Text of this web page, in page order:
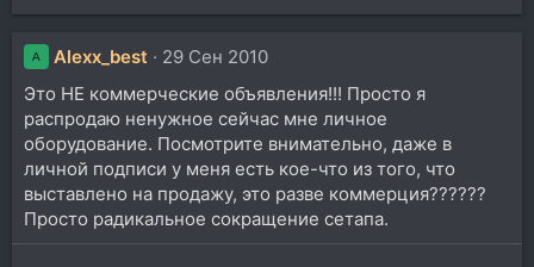
A Alexx_best
29 Сен 2010
Это НЕ коммерческие объявления!!! Просто я
распродаю ненужное сейчас мне личное
оборудование. Посмотрите внимательно, даже в
личной подписи у меня есть кое-что из того, что
выставлено на продажу, это разве коммерция??????
Просто радикальное сокращение сетапа.